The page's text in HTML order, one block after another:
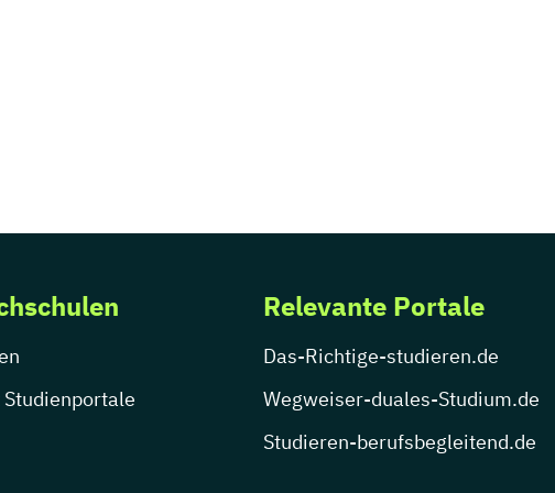
Relevante Portale
Das-Richtige-studieren.de
Wegweiser-duales-Studium.de
Studieren-berufsbegleitend.de